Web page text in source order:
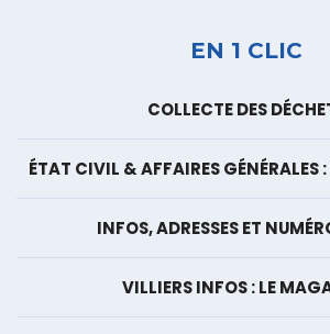
EN 1 CLIC
COLLECTE DES
ÉTAT CIVIL & AFFAIRES GÉNÉRALES
INFOS, ADRESSES ET
VILLIERS INFOS : LE